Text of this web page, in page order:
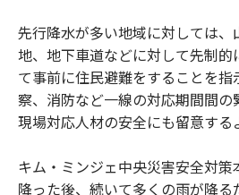
先行降水が多い地域に対しては
地、地下車道などに対して先制的
て事前に住民避難をすることを
察、消防など一線の対応期間間の
現場対応人材の安全にも留意する
キム・ミンジェ中央災害安全対
降った後、続いて多くの雨が降